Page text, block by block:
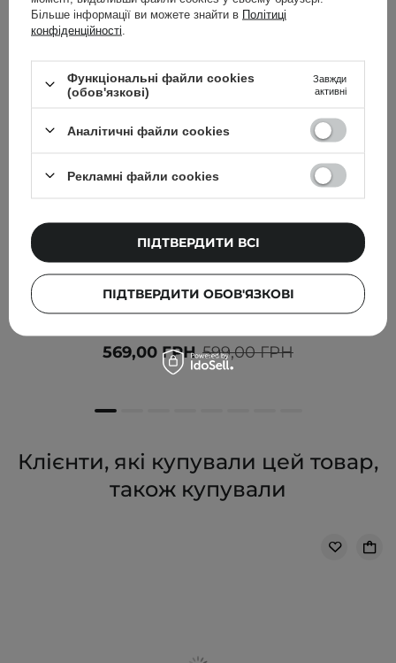
АКЦІЯ
Beauty of Joseon - Relief Sun Aqua - Fresh : Rice + B5
SPF50+ PA++++ - Cонцезахисний крем - 50ml
599,00 ГРН
569,00 ГРН
Клієнти, які купували цей товар,
також купували
Більше інформації ви можете знайти в Політиці
конфіденційності
Функціональні файли cookies
(обов'язкові)
Завжди
активні
Аналітичні файли cookies
Рекламні файли cookies
ПІДТВЕРДИТИ ОБОВ'ЯЗКОВІ
ПІДТВЕРДИТИ ВСІ